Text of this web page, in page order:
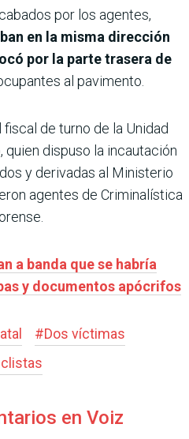
por los agentes,
en la misma dirección
por la parte trasera de
al pavimento.
de turno de la Unidad
quien dispuso la incautación
y derivadas al Ministerio
agentes de Criminalística
a banda que se habría
y documentos apócrifos
#Dos víctimas
en Voiz